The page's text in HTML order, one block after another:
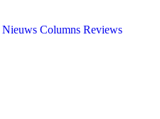
Nieuws Columns Reviews